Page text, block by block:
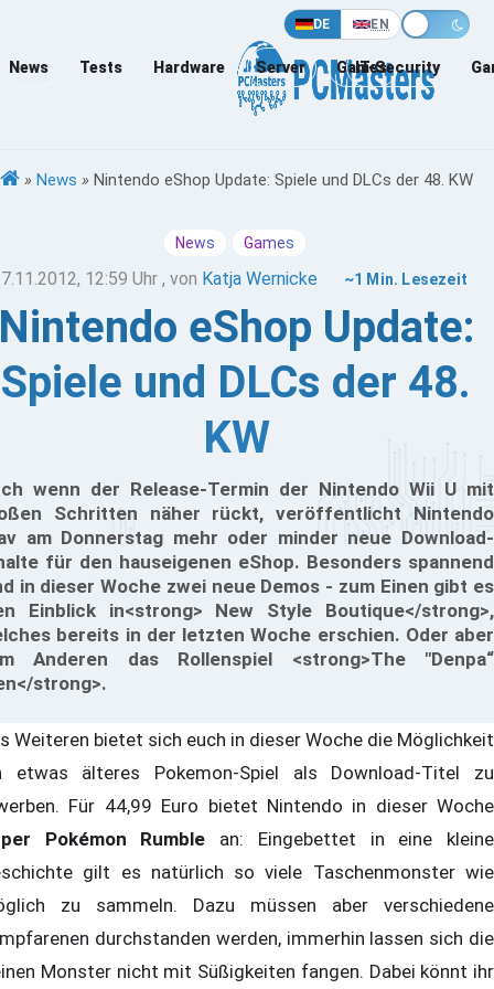
DE EN
News Tests Hardware Server Games
IT-Security
» News » Nintendo eShop Update: Spiele und DLCs der 48. KW
News Games
12:59 Uhr , von Katja Wernicke ~1 Min. Lesezeit
eShop Update:
Spiele und DLCs der 48.
KW
wenn der Release-Termin der Nintendo Wii U mit
Schritten näher rückt, veröffentlicht Nintendo
am Donnerstag mehr oder minder neue Download-
für den hauseigenen eShop. Besonders spannend
in dieser Woche zwei neue Demos - zum Einen gibt es
Einblick in<strong> New Style Boutique</strong>,
bereits in der letzten Woche erschien. Oder aber
Anderen das Rollenspiel <strong>The "Denpa“
strong>.
Weiteren bietet sich euch in dieser Woche die Möglichkeit
etwas älteres Pokemon-Spiel als Download-Titel zu
Für 44,99 Euro bietet Nintendo in dieser Woche
Pokémon Rumble an: Eingebettet in eine kleine
gilt es natürlich so viele Taschenmonster wie
zu sammeln. Dazu müssen aber verschiedene
durchstanden werden, immerhin lassen sich die
Monster nicht mit Süßigkeiten fangen. Dabei könnt ihr